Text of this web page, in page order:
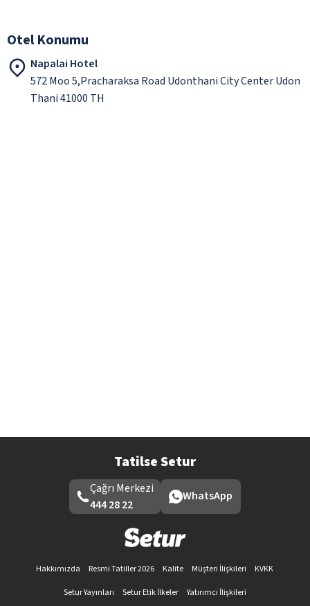
Otel Konumu
Napalai Hotel
572 Moo 5,Pracharaksa Road Udonthani City Center Udon
Thani 41000 TH
Tatilse Setur
Çağrı Merkezi
444 28 22
WhatsApp
Hakkımızda Resmi Tatiller 2026 Kalite Müşteri İlişkileri
KVKK
Setur Yayınları
Setur Etik İlkeler
Yatırımcı İlişkileri